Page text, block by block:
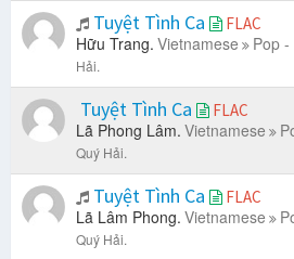
Tuyệt Tình Ca FLAC
Hữu Trang. Vietnamese Pop -
Hải.
Tuyệt Tình Ca FLAC
Lã Phong Lâm. Vietnamese
Quý Hải.
Tuyệt Tình Ca FLAC
Lã Lâm Phong. Vietnamese
Quý Hải.